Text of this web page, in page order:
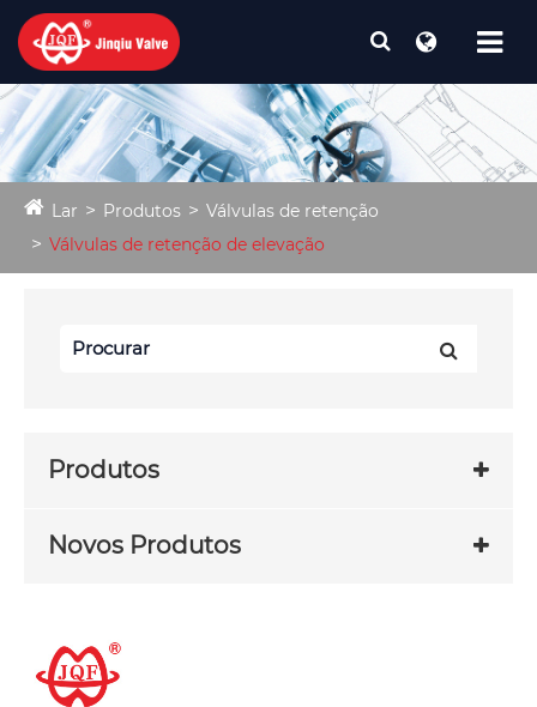
Lar Produtos
Válvulas de retenção
Válvulas de retenção de elevação
Produtos
Novos Produtos